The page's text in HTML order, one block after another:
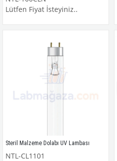
Lütfen Fiyat İsteyiniz..
Steril Malzeme Dolabı UV Lambası
NTL-CL1101